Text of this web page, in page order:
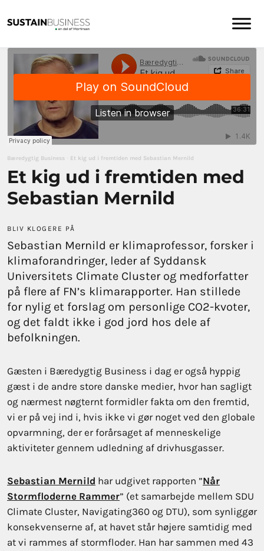
Bæredygtig Business · Et kig ud i fremtiden med Sebastian Mernild
Et kig ud i fremtiden med
Sebastian Mernild
BLIV KLOGERE PÅ
Sebastian Mernild er klimaprofessor, forsker i
klimaforandringer, leder af Syddansk
Universitets Climate Cluster og medforfatter
på flere af FN’s klimarapporter. Han stillede
for nylig et forslag om personlige CO2-kvoter,
og det faldt ikke i god jord hos dele af
befolkningen.
Gæsten i Bæredygtig Business i dag er også hyppig
gæst i de andre store danske medier, hvor han sagligt
og nærmest nøgternt formidler fakta om den fremtid,
vi er på vej ind i, hvis ikke vi gør noget ved den globale
opvarmning, der er forårsaget af menneskelige
aktiviteter gennem udledning af drivhusgasser.
Sebastian Mernild har udgivet rapporten ”Når
Stormfloderne Rammer” (et samarbejde mellem SDU
Climate Cluster, Navigating360 og DTU), som synliggør
konsekvenserne af, at havet står højere samtidig med
at vi rammes af stormfloder. Han har sammen med 43